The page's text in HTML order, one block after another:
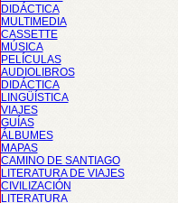
DIDÁCTICA
MULTIMEDIA
CASSETTE
MÚSICA
PELÍCULAS
AUDIOLIBROS
DIDÁCTICA
LINGÜÍSTICA
VIAJES
GUÍAS
ÁLBUMES
MAPAS
CAMINO DE SANTIAGO
LITERATURA DE VIAJES
CIVILIZACIÓN
LITERATURA